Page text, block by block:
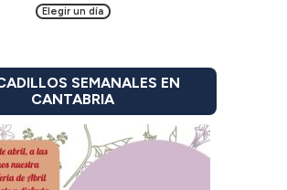
Elegir un día
SEMANALES EN
CANTABRIA